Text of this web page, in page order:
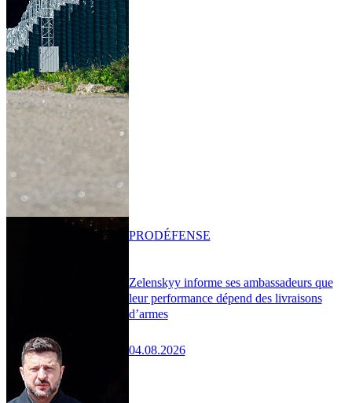
Zelenskyy informe ses ambassadeurs que
leur performance dépend des livraisons
d’armes
04.08.2026
PRODÉFENSE